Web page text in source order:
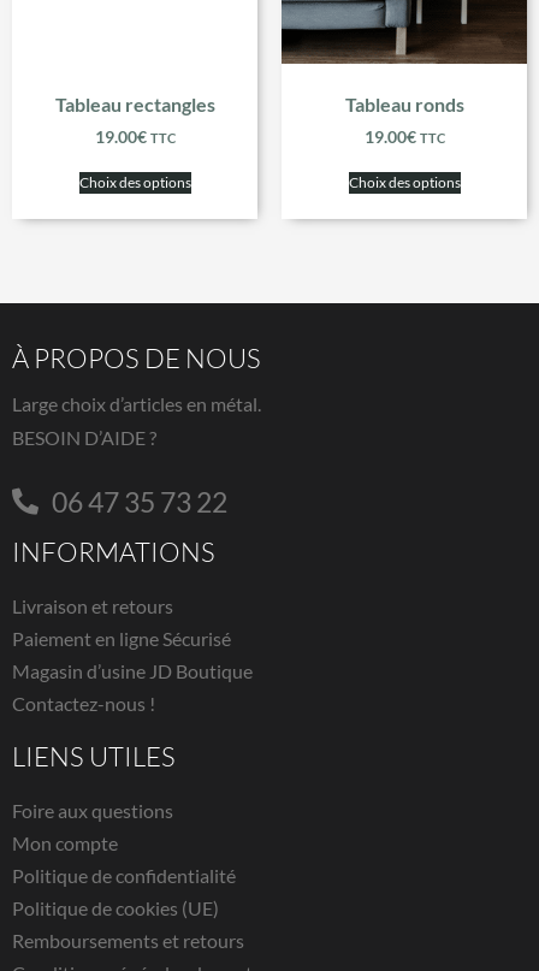
Tableau rectangles
19.00€ TTC
Choix des options
Tableau ronds
19.00€ TTC
Choix des options
À PROPOS DE NOUS
Large choix d’articles en métal.
BESOIN D’AIDE ?
06 47 35 73 22
INFORMATIONS
Livraison et retours
Paiement en ligne Sécurisé
Magasin d’usine JD Boutique
Contactez-nous !
LIENS UTILES
Foire aux questions
Mon compte
Politique de confidentialité
Politique de cookies (UE)
Remboursements et retours